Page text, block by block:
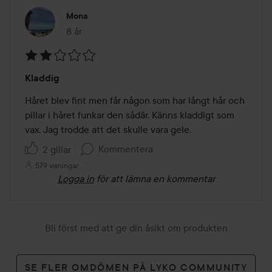
Mona
8 år
Inlägget skapades 8 år
2
av
5
Kladdig
Håret blev fint men får någon som har långt hår och
pillar i håret funkar den sådär. Känns kladdigt som
vax. Jag trodde att det skulle vara gele.
2 gillar
Kommentera
579 visningar
Logga in för att lämna en kommentar
Bli först med att ge din åsikt om produkten
SE FLER OMDÖMEN PÅ LYKO COMMUNITY